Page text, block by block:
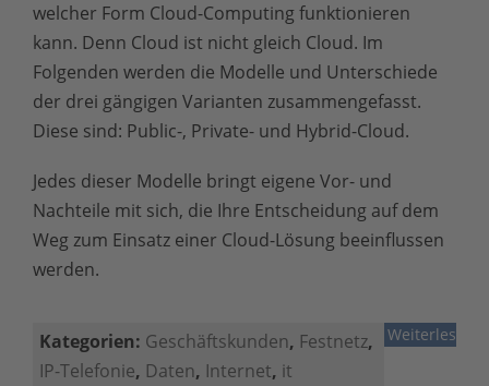
welcher Form Cloud-Computing funktionieren
kann. Denn Cloud ist nicht gleich Cloud. Im
Folgenden werden die Modelle und Unterschiede
der drei gängigen Varianten zusammengefasst.
Diese sind: Public-, Private- und Hybrid-Cloud.
Jedes dieser Modelle bringt eigene Vor- und
Nachteile mit sich, die Ihre Entscheidung auf dem
Weg zum Einsatz einer Cloud-Lösung beeinflussen
werden.
Weiterlesen
Kategorien: Geschäftskunden, Festnetz,
IP-Telefonie, Daten, Internet, it